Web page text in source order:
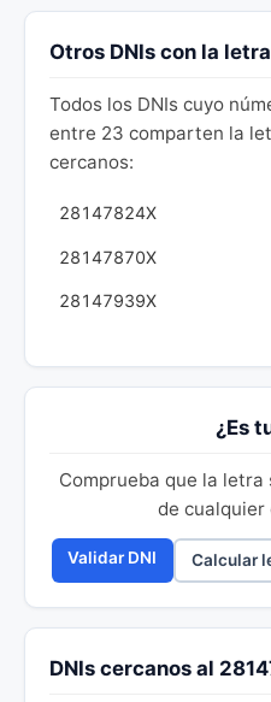
Otros DNIs con la
Todos los DNIs cuyo
entre 23 comparten la
cercanos:
28147824X
28147870X
28147939X
¿Es
Comprueba que la
de cualquier
Validar DNI Calcular
DNIs cercanos al